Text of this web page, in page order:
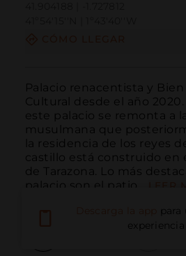
Palacio renacentista y
Cultural desde el año
este palacio se remonta a
musulmana que
la residencia de los reyes
castillo está construido en
de Tarazona. Lo más
palacio son el patio...
para
experiencia